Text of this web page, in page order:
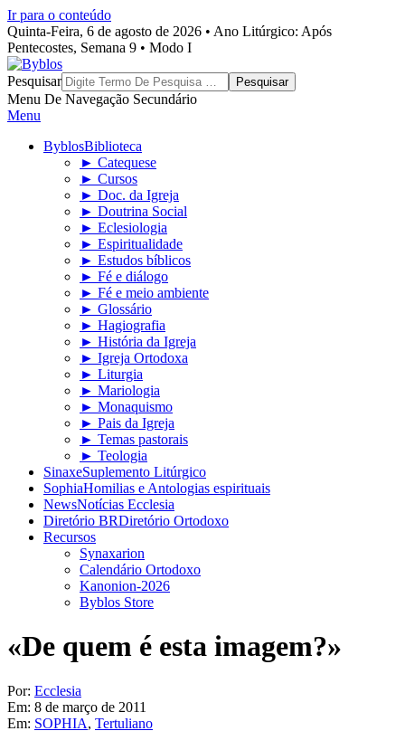
Ir para o conteúdo
Quinta-Feira, 6 de agosto de 2026 • Ano Litúrgico: Após
Pentecostes, Semana 9 • Modo I
Byblos
Pesquisar
Menu De Navegação Secundário
Menu
ByblosBiblioteca
► Catequese
► Cursos
► Doc. da Igreja
► Doutrina Social
► Eclesiologia
► Espiritualidade
► Estudos bíblicos
► Fé e diálogo
► Fé e meio ambiente
► Glossário
► Hagiografia
► História da Igreja
► Igreja Ortodoxa
► Liturgia
► Mariologia
► Monaquismo
► Pais da Igreja
► Temas pastorais
► Teologia
SinaxeSuplemento Litúrgico
SophiaHomilias e Antologias espirituais
NewsNotícias Ecclesia
Diretório BRDiretório Ortodoxo
Recursos
Synaxarion
Calendário Ortodoxo
Kanonion-2026
Byblos Store
«De quem é esta imagem?»
Por: Ecclesia
Em: 8 de março de 2011
Em: SOPHIA, Tertuliano